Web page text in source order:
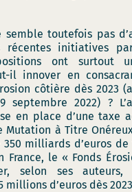
toutefois pas
récentes initiatives
ont surtout
il innover en
côtière dès 2023
septembre 2022) ?
en place d’une taxe
à Titre Onéreux
milliards d’euros de
France, le « Fonds
selon ses
millions d’euros dès